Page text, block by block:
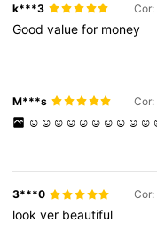
k***3
Goodvaluefor money
M***s
3***0
lookver beautiful